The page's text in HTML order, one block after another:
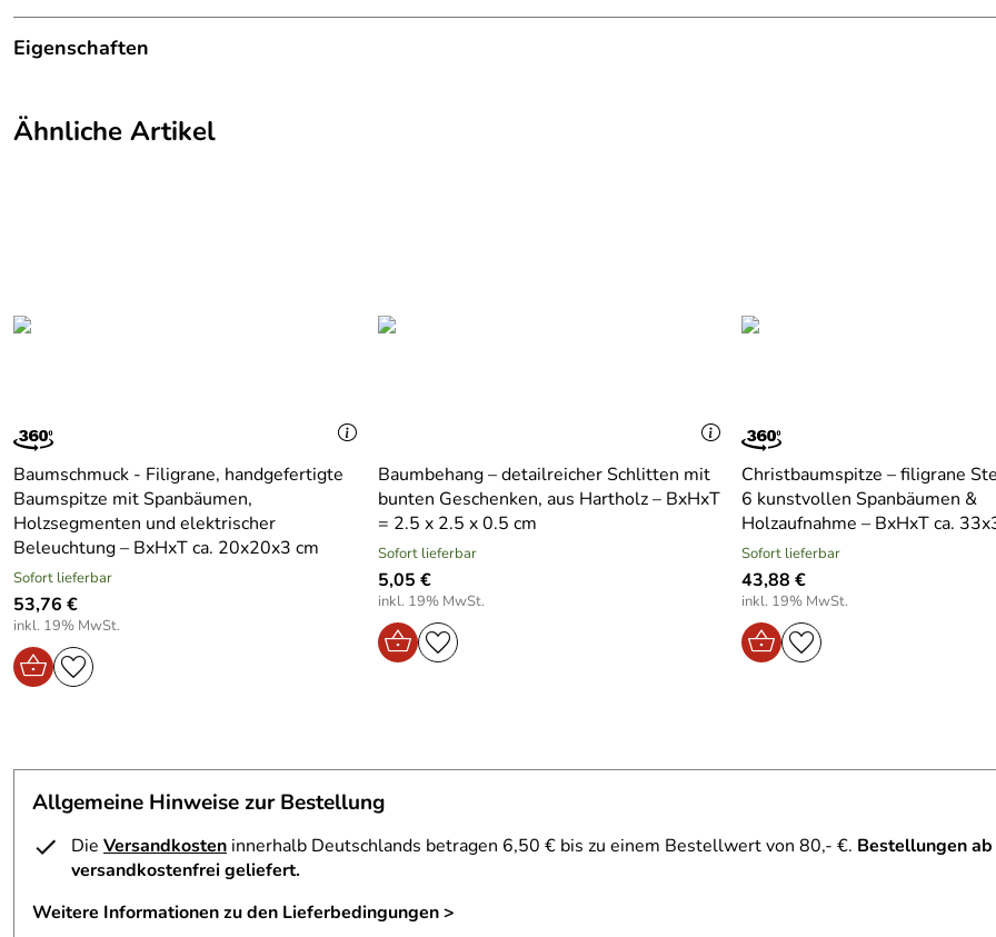
Eigenschaften
Herstellungsort:
Kurort Seiffen
Material:
Ähnliche Artikel
Baumschmuck - Filigrane, handgefertigte
Baumspitze mit Spanbäumen,
Holzsegmenten und elektrischer
Beleuchtung – BxHxT ca. 20x20x3 cm
Sofort lieferbar
53,76 €
inkl. 19% MwSt.
Baumbehang – detailreicher Schlitten mit
bunten Geschenken, aus Hartholz – BxHxT
= 2.5 x 2.5 x 0.5 cm
Sofort lieferbar
5,05 €
inkl. 19% MwSt.
Christbaumspitze – filigrane
6 kunstvollen Spanbäumen &
Holzaufnahme – BxHxT ca.
Sofort lieferbar
43,88 €
inkl. 19% MwSt.
Allgemeine Hinweise zur Bestellung
Die Versandkosten innerhalb Deutschlands betragen 6,50 € bis zu einem Bestellwert von 80,- €. Bestellungen
versandkostenfrei geliefert.
Weitere Informationen zu den Lieferbedingungen >